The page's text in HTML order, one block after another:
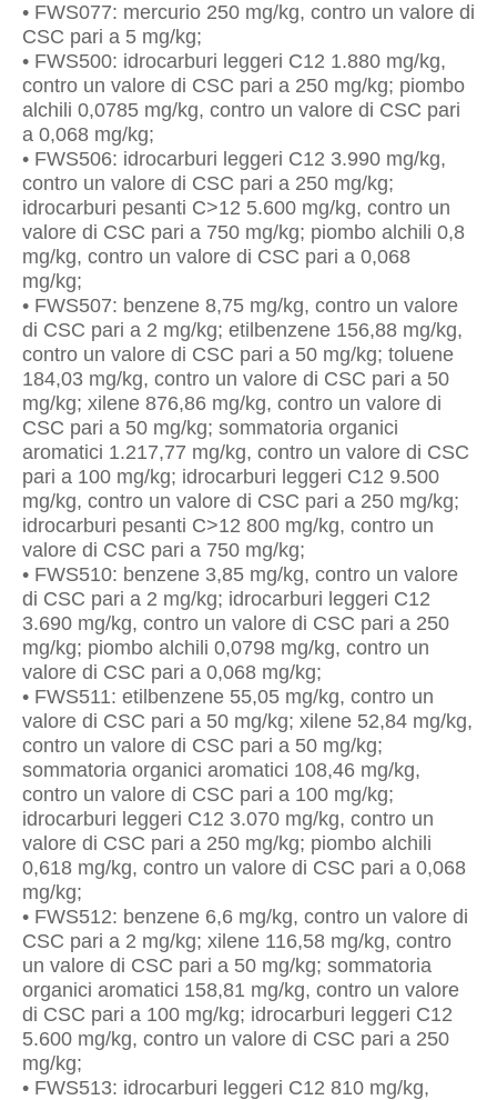
• FWS077: mercurio 250 mg/kg, contro un valore di
CSC pari a 5 mg/kg;
• FWS500: idrocarburi leggeri C12 1.880 mg/kg,
contro un valore di CSC pari a 250 mg/kg; piombo
alchili 0,0785 mg/kg, contro un valore di CSC pari
a 0,068 mg/kg;
• FWS506: idrocarburi leggeri C12 3.990 mg/kg,
contro un valore di CSC pari a 250 mg/kg;
idrocarburi pesanti C>12 5.600 mg/kg, contro un
valore di CSC pari a 750 mg/kg; piombo alchili 0,8
mg/kg, contro un valore di CSC pari a 0,068
mg/kg;
• FWS507: benzene 8,75 mg/kg, contro un valore
di CSC pari a 2 mg/kg; etilbenzene 156,88 mg/kg,
contro un valore di CSC pari a 50 mg/kg; toluene
184,03 mg/kg, contro un valore di CSC pari a 50
mg/kg; xilene 876,86 mg/kg, contro un valore di
CSC pari a 50 mg/kg; sommatoria organici
aromatici 1.217,77 mg/kg, contro un valore di CSC
pari a 100 mg/kg; idrocarburi leggeri C12 9.500
mg/kg, contro un valore di CSC pari a 250 mg/kg;
idrocarburi pesanti C>12 800 mg/kg, contro un
valore di CSC pari a 750 mg/kg;
• FWS510: benzene 3,85 mg/kg, contro un valore
di CSC pari a 2 mg/kg; idrocarburi leggeri C12
3.690 mg/kg, contro un valore di CSC pari a 250
mg/kg; piombo alchili 0,0798 mg/kg, contro un
valore di CSC pari a 0,068 mg/kg;
• FWS511: etilbenzene 55,05 mg/kg, contro un
valore di CSC pari a 50 mg/kg; xilene 52,84 mg/kg,
contro un valore di CSC pari a 50 mg/kg;
sommatoria organici aromatici 108,46 mg/kg,
contro un valore di CSC pari a 100 mg/kg;
idrocarburi leggeri C12 3.070 mg/kg, contro un
valore di CSC pari a 250 mg/kg; piombo alchili
0,618 mg/kg, contro un valore di CSC pari a 0,068
mg/kg;
• FWS512: benzene 6,6 mg/kg, contro un valore di
CSC pari a 2 mg/kg; xilene 116,58 mg/kg, contro
un valore di CSC pari a 50 mg/kg; sommatoria
organici aromatici 158,81 mg/kg, contro un valore
di CSC pari a 100 mg/kg; idrocarburi leggeri C12
5.600 mg/kg, contro un valore di CSC pari a 250
mg/kg;
• FWS513: idrocarburi leggeri C12 810 mg/kg,